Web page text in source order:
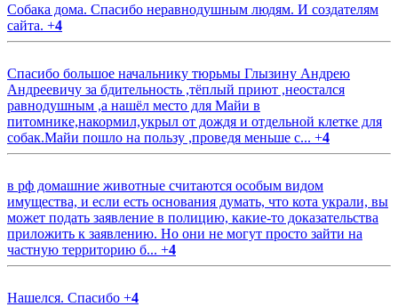
Собака дома. Спасибо неравнодушным людям. И создателям
сайта. +4
Спасибо большое начальнику тюрьмы Глызину Андрею
Андреевичу за бдительность ,тёплый приют ,неостался
равнодушным ,а нашёл место для Майи в
питомнике,накормил,укрыл от дождя и отдельной клетке для
собак.Майи пошло на пользу ,проведя меньше с... +4
в рф домашние животные считаются особым видом
имущества, и если есть основания думать, что кота украли, вы
может подать заявление в полицию, какие-то доказательства
приложить к заявлению. Но они не могут просто зайти на
частную территорию б... +4
Нашелся. Спасибо +4